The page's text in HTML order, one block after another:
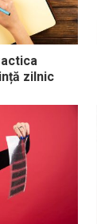
zilnic